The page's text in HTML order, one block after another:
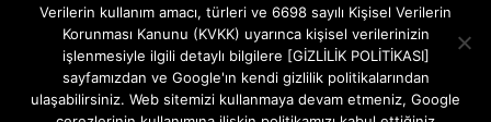
TEKNİK DESTEK
TELEVİZYON SİSTEMLERİ
Verilerin kullanım amacı, türleri ve 6698 sayılı Kişisel Verilerin
Korunması Kanunu (KVKK) uyarınca kişisel verilerinizin
işlenmesiyle ilgili detaylı bilgilere [GİZLİLİK POLİTİKASI]
sayfamızdan ve Google'ın kendi gizlilik politikalarından
ulaşabilirsiniz. Web sitemizi kullanmaya devam etmeniz, Google